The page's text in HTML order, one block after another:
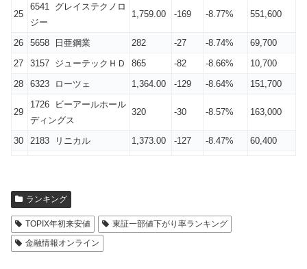
25
6541 グレイステクノロ
ジー
1,759.00 -169 -8.77% 551,600
26 5658 日亜鋼業 282 -27 -8.74%
69,700
27
3157 ジューテックＨＤ 865 -82 -8.66%
10,700
28
6323 ローツェ 1,364.00 -129 -8.64% 151,700
29
1726 ビーアールホール
ディングス
320 -30 -8.57% 163,000
30 2183 リニカル 1,373.00 -127 -8.47% 60,400
ランキング
TOPIX年初来安値
東証一部値下がり率ランキング
金融情報オンライン